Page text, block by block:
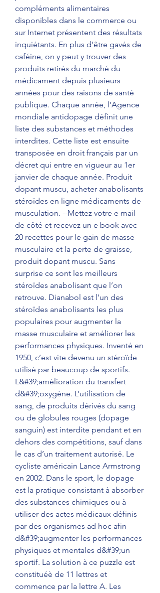
compléments alimentaires
disponibles dans le commerce ou
sur Internet présentent des résultats
inquiétants. En plus d’être gavés de
caféine, on y peut y trouver des
produits retirés du marché du
médicament depuis plusieurs
années pour des raisons de santé
publique. Chaque année, l’Agence
mondiale antidopage définit une
liste des substances et méthodes
interdites. Cette liste est ensuite
transposée en droit français par un
décret qui entre en vigueur au 1er
janvier de chaque année. Produit
dopant muscu, acheter anabolisants
stéroïdes en ligne médicaments de
musculation. --Mettez votre e mail
de côté et recevez un e book avec
20 recettes pour le gain de masse
musculaire et la perte de graisse,
produit dopant muscu. Sans
surprise ce sont les meilleurs
stéroïdes anabolisant que l’on
retrouve. Dianabol est l’un des
stéroïdes anabolisants les plus
populaires pour augmenter la
masse musculaire et améliorer les
performances physiques. Inventé en
1950, c’est vite devenu un stéroïde
utilisé par beaucoup de sportifs.
L&#39;amélioration du transfert
d&#39;oxygène. L’utilisation de
sang, de produits dérivés du sang
ou de globules rouges (dopage
sanguin) est interdite pendant et en
dehors des compétitions, sauf dans
le cas d’un traitement autorisé. Le
cycliste américain Lance Armstrong
en 2002. Dans le sport, le dopage
est la pratique consistant à absorber
des substances chimiques ou à
utiliser des actes médicaux définis
par des organismes ad hoc afin
d&#39;augmenter les performances
physiques et mentales d&#39;un
sportif. La solution à ce puzzle est
constituéè de 11 lettres et
commence par la lettre A. Les